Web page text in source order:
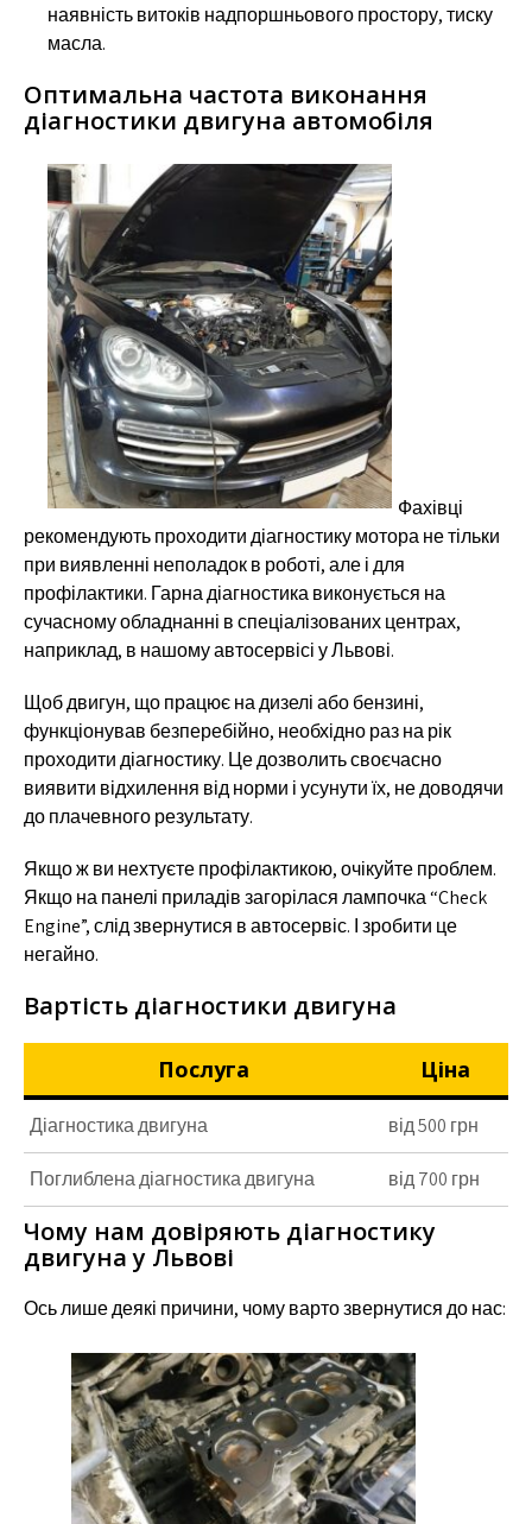
наявність витоків надпоршньового простору, тиску
масла.
Оптимальна частота виконання
діагностики двигуна автомобіля
Фахівці
рекомендують проходити діагностику мотора не тільки
при виявленні неполадок в роботі, але і для
профілактики. Гарна діагностика виконується на
сучасному обладнанні в спеціалізованих центрах,
наприклад, в нашому автосервісі у Львові.
Щоб двигун, що працює на дизелі або бензині,
функціонував безперебійно, необхідно раз на рік
проходити діагностику. Це дозволить своєчасно
виявити відхилення від норми і усунути їх, не доводячи
до плачевного результату.
Якщо ж ви нехтуєте профілактикою, очікуйте проблем.
Якщо на панелі приладів загорілася лампочка “Check
Engine”, слід звернутися в автосервіс. І зробити це
негайно.
Вартість діагностики двигуна
Послуга Ціна
Діагностика двигуна від 500 грн
Поглиблена діагностика двигуна від 700 грн
Чому нам довіряють діагностику
двигуна у Львові
Ось лише деякі причини, чому варто звернутися до нас: